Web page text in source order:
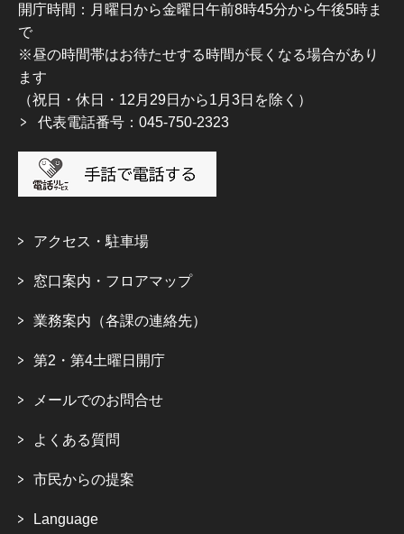
開庁時間：月曜日から金曜日午前8時45分から午後5時ま
で
※昼の時間帯はお待たせする時間が長くなる場合があり
ます
（祝日・休日・12月29日から1月3日を除く）
代表電話番号：045-750-2323
アクセス・駐車場
窓口案内・フロアマップ
業務案内（各課の連絡先）
第2・第4土曜日開庁
メールでのお問合せ
よくある質問
市民からの提案
Language